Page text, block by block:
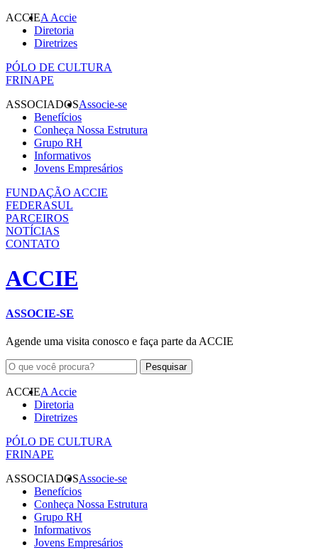
ACCIEA Accie
Diretoria
Diretrizes
PÓLO DE CULTURA
FRINAPE
ASSOCIADOSAssocie-se
Benefícios
Conheça Nossa Estrutura
Grupo RH
Informativos
Jovens Empresários
FUNDAÇÃO ACCIE
FEDERASUL
PARCEIROS
NOTÍCIAS
CONTATO
ACCIE
ASSOCIE-SE
Agende uma visita conosco e faça parte da ACCIE
ACCIEA Accie
Diretoria
Diretrizes
PÓLO DE CULTURA
FRINAPE
ASSOCIADOSAssocie-se
Benefícios
Conheça Nossa Estrutura
Grupo RH
Informativos
Jovens Empresários